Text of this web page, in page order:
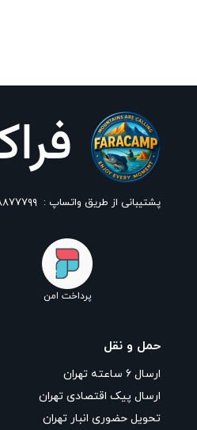
پشتیبانی از طریق واتساپ :
پرداخت امن
حمل و نقل
ارسال ۶ ساعته تهران
ارسال پیک اقتصادی تهران
تحویل حضوری انبار تهران